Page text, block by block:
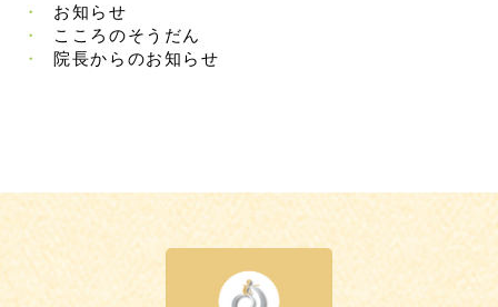
お知らせ
こころのそうだん
院長からのお知らせ